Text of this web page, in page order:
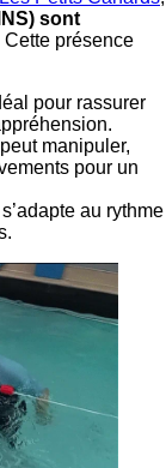
sont
Cette présence
pour rassurer
manipuler,
pour un
au rythme